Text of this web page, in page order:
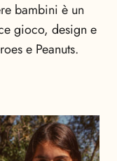
bambini è un
gioco, design e
e Peanuts.